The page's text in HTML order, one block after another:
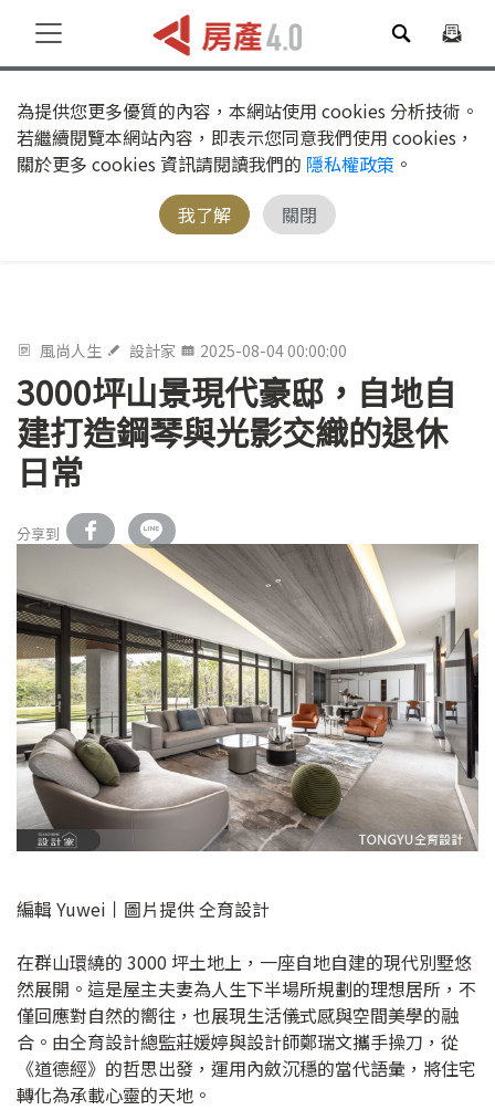
為提供您更多優質的內容，本網站使用 cookies 分析技術。
若繼續閱覽本網站內容，即表示您同意我們使用 cookies，
關於更多 cookies 資訊請閱讀我們的 隱私權政策 。
我了解
關閉
風尚人生 設計家 2025-08-04 00:00:00
3000坪山景現代豪邸，自地自
建打造鋼琴與光影交織的退休
日常
分享到
編輯 Yuwei丨圖片提供 仝育設計
在群山環繞的 3000 坪土地上，一座自地自建的現代別墅悠
然展開。這是屋主夫妻為人生下半場所規劃的理想居所，不
僅回應對自然的嚮往，也展現生活儀式感與空間美學的融
合。由仝育設計總監莊媛婷與設計師鄭瑞文攜手操刀，從
《道德經》的哲思出發，運用內斂沉穩的當代語彙，將住宅
轉化為承載心靈的天地。